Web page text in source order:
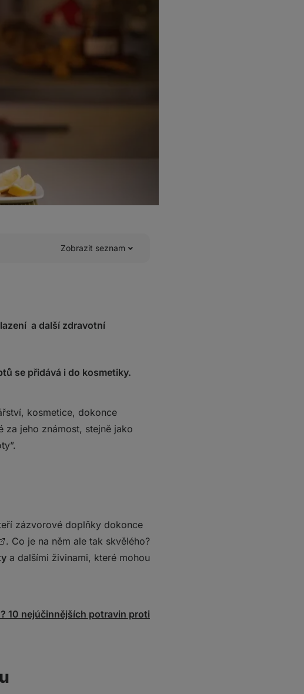
Zobrazit seznam
a další zdravotní
se přidává i do kosmetiky.
kosmetice, dokonce
za jeho známost, stejně jako
zázvorové doplňky dokonce
. Co je na něm ale tak skvělého?
a dalšími živinami, které mohou
10 nejúčinnějších potravin proti